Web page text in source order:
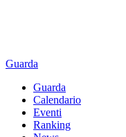
Guarda
Guarda
Calendario
Eventi
Ranking